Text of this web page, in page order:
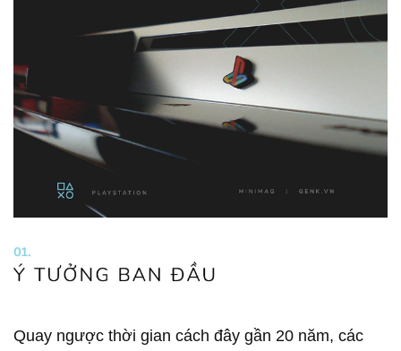
Quay ngược thời gian cách đây gần 20 năm, các